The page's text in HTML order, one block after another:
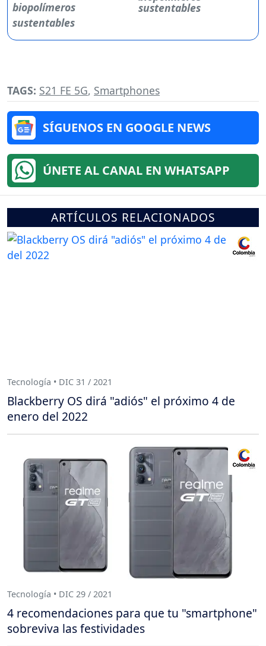
sustentables
TAGS: S21 FE 5G, Smartphones
SÍGUENOS EN GOOGLE NEWS
ÚNETE AL CANAL EN WHATSAPP
ARTÍCULOS RELACIONADOS
Tecnología • DIC 31 / 2021
Blackberry OS dirá "adiós" el próximo 4 de
enero del 2022
Tecnología • DIC 29 / 2021
4 recomendaciones para que tu "smartphone"
sobreviva las festividades